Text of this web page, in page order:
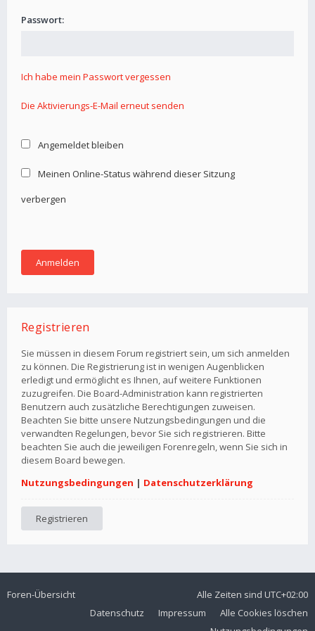
Passwort:
Ich habe mein Passwort vergessen
Die Aktivierungs-E-Mail erneut senden
Angemeldet bleiben
Meinen Online-Status während dieser Sitzung
verbergen
Registrieren
Sie müssen in diesem Forum registriert sein, um sich anmelden
zu können. Die Registrierung ist in wenigen Augenblicken
erledigt und ermöglicht es Ihnen, auf weitere Funktionen
zuzugreifen. Die Board-Administration kann registrierten
Benutzern auch zusätzliche Berechtigungen zuweisen.
Beachten Sie bitte unsere Nutzungsbedingungen und die
verwandten Regelungen, bevor Sie sich registrieren. Bitte
beachten Sie auch die jeweiligen Forenregeln, wenn Sie sich in
diesem Board bewegen.
Nutzungsbedingungen | Datenschutzerklärung
Registrieren
Foren-Übersicht Alle Zeiten sind UTC+02:00
Alle Cookies löschen
Impressum
Datenschutz